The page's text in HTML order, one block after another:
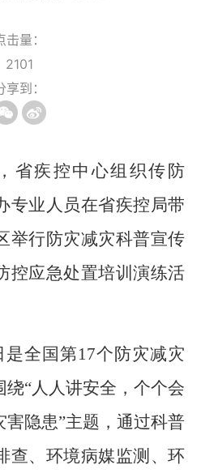
击量：
2101
享到：
省疾控中心组织传防
专业人员在省疾控局带
举行防灾减灾科普宣传
控应急处置培训演练活
是全国第17个防灾减灾
绕“人人讲安全，个个会
隐患”主题，通过科普
查、环境病媒监测、环